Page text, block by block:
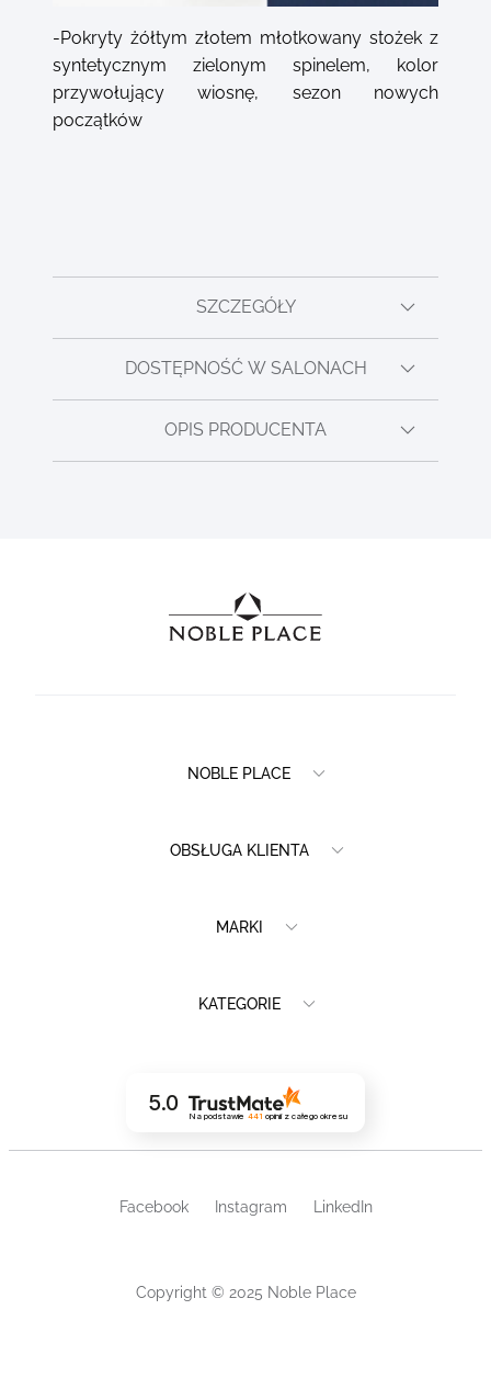
-Pokryty żółtym złotem młotkowany stożek z
syntetycznym zielonym spinelem, kolor
przywołujący wiosnę, sezon nowych
początków
SZCZEGÓŁY
DOSTĘPNOŚĆ W SALONACH
OPIS PRODUCENTA
NOBLE PLACE
OBSŁUGA KLIENTA
MARKI
KATEGORIE
5.0
Na podstawie 441 opinii z całego okresu
Copyright © 2025 Noble Place
Facebook Instagram LinkedIn